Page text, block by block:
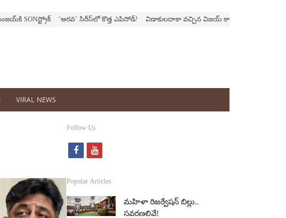
SONస్ట్రోక్‌ ‘అర‌వ’ సిరీస్‌లో కొత్త ఎపిసోడ్‌! విడాకులదాకా వచ్చిన విజయ్‌ కాపురం
VIRAL NEWS
Follow Us
f
c
e
b
y
u
t
u
Popular Articles
మహిళా రిజర్వేషన్ బిల్లు..
సవరణలివే!